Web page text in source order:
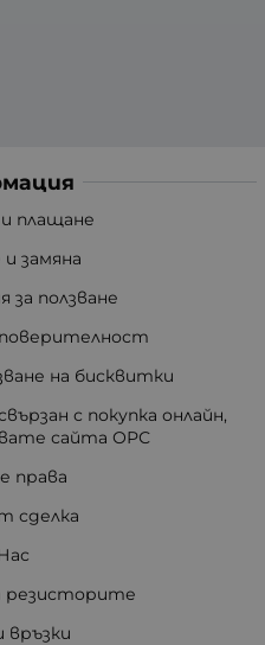
плащане
замяна
за ползване
на бисквитки
с покупка онлайн,
сайта ОРС
права
сделка
резисторите
връзки